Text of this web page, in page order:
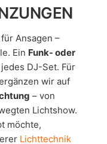
Ansagen –
Ein Funk- oder
DJ-Set. Für
wir auf
– von
Lichtshow.
möchte,
Lichttechnik